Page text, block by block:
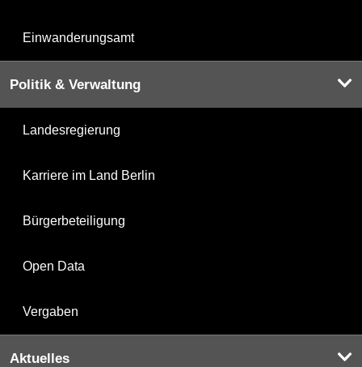
Einwanderungsamt
Politik & Verwaltung
Landesregierung
Karriere im Land Berlin
Bürgerbeteiligung
Open Data
Vergaben
Aktuelles